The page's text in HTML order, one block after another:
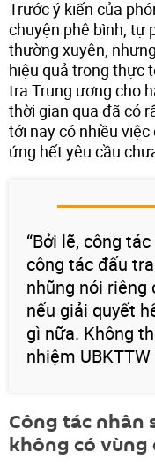
Trước ý kiến của
chuyện phê bình, tự
thường xuyên,
hiệu quả trong thực
tra Trung ương cho
thời gian qua đã có
tới nay có nhiều
ứng hết yêu cầu
“Bởi lẽ, công
công tác đấu
nhũng nói
nếu giải quyết
gì nữa. Không
nhiệm
Công tác nhân
không có vùng